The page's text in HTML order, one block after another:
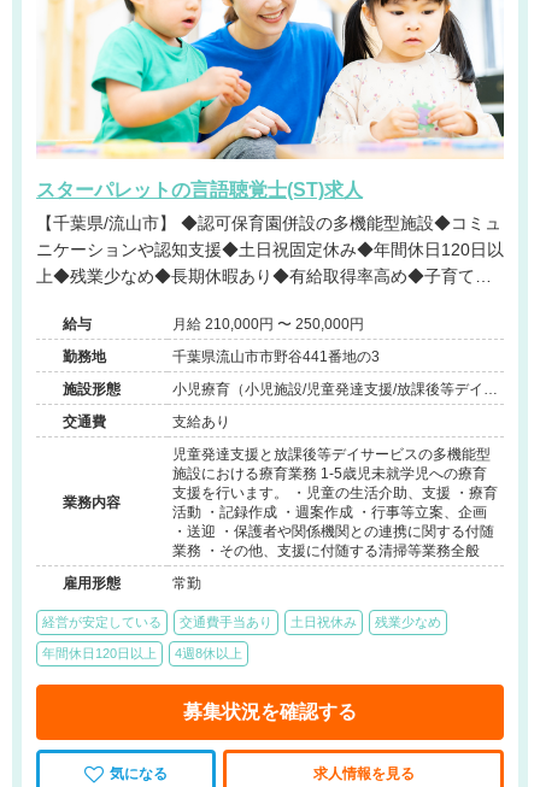
スターパレットの言語聴覚士(ST)求人
【千葉県/流山市】 ◆認可保育園併設の多機能型施設◆コミュ
ニケーションや認知支援◆土日祝固定休み◆年間休日120日以
上◆残業少なめ◆長期休暇あり◆有給取得率高め◆子育て世
給与
月給 210,000円 〜 250,000円
勤務地
千葉県流山市市野谷441番地の3
施設形態
小児療育（小児施設/児童発達支援/放課後等デイサ
ービス）
交通費 支給あり
業務内容
児童発達支援と放課後等デイサービスの多機能型
施設における療育業務 1-5歳児未就学児への療育
支援を行います。 ・児童の生活介助、支援 ・療育
活動 ・記録作成 ・週案作成 ・行事等立案、企画
・送迎 ・保護者や関係機関との連携に関する付随
業務 ・その他、支援に付随する清掃等業務全般
雇用形態
常勤
経営が安定している 交通費手当あり 土日祝休み 残業少なめ
年間休日120日以上 4週8休以上
募集状況を確認する
気になる 求人情報を見る